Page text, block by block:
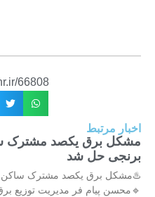
66808
اخبار مرتبط
مشکل برق یکصد مشترک
برنجی حل شد
♨️مشکل برق یکصد مشترک ساکن
🔹محسن پیام فر مدیریت توزیع